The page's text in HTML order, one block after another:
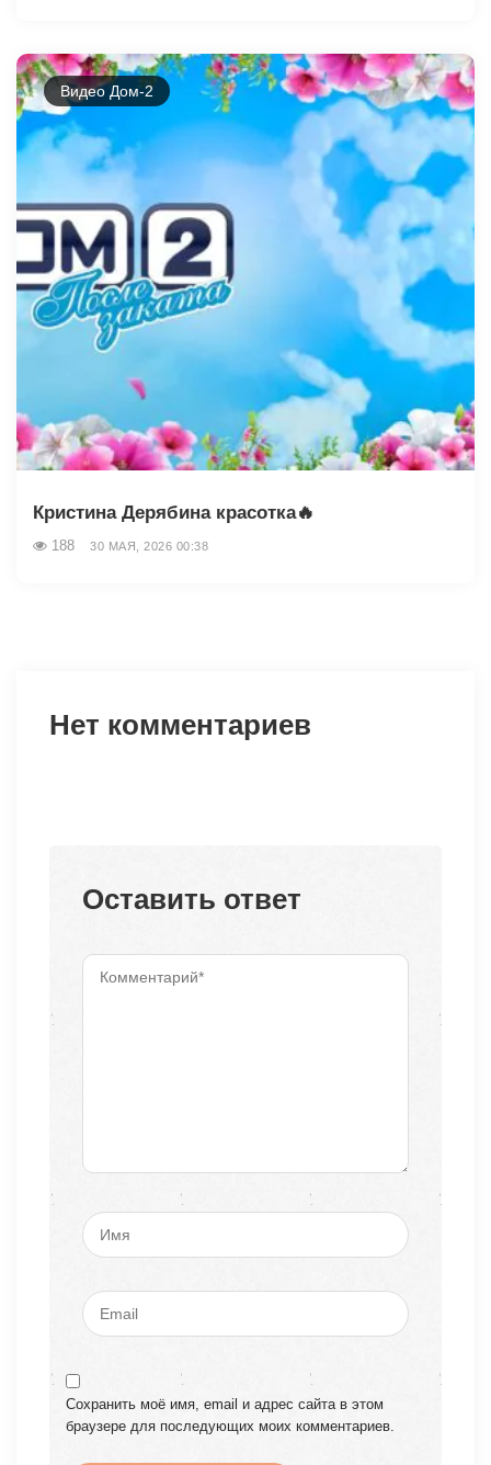
Видео Дом-2
Кристина Дерябина красотка🔥
188 30 МАЯ, 2026 00:38
Нет комментариев
Оставить ответ
Сохранить моё имя, email и адрес сайта в этом
браузере для последующих моих комментариев.